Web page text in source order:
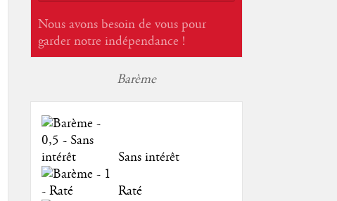
Nous avons besoin de vous pour
garder notre indépendance !
Barème
Sans intérêt
Raté